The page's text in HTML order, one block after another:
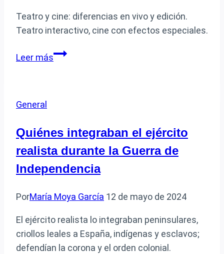
Teatro y cine: diferencias en vivo y edición.
Teatro interactivo, cine con efectos especiales.
Leer másQué
el
teatro
y
cine
General
Quiénes integraban el ejército
realista durante la Guerra de
Independencia
PorMaría Moya García 12 de mayo de 2024
El ejército realista lo integraban peninsulares,
criollos leales a España, indígenas y esclavos;
defendían la corona y el orden colonial.